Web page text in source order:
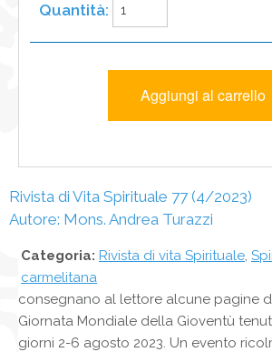
Rivista di Vita Spirituale 77 (4/2023)
Autore: Mons. Andrea Turazzi
Categoria: Rivista di vita Spirituale
carmelitana
consegnano al lettore alcune pagine
Giornata Mondiale della Gioventù
giorni 2-6 agosto 2023. Un evento